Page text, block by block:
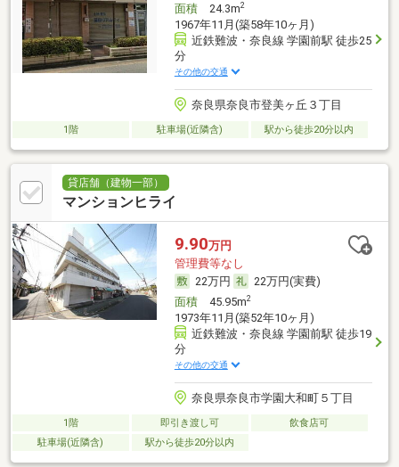
面積24.3m2
1967年11月(築58年10ヶ月)
近鉄難波・奈良線 学園前駅 徒歩25
分
その他の交通
奈良県奈良市登美ヶ丘３丁目
1階 駐車場(近隣含) 駅から徒歩20分以内
貸店舗（建物一部）
マンションヒライ
9.90万円
管理費等なし
22万円
22万円(実費)
面積45.95m2
1973年11月(築52年10ヶ月)
近鉄難波・奈良線 学園前駅 徒歩19
分
その他の交通
奈良県奈良市学園大和町５丁目
1階 即引き渡し可
飲食店可
駐車場(近隣含)
駅から徒歩20分以内